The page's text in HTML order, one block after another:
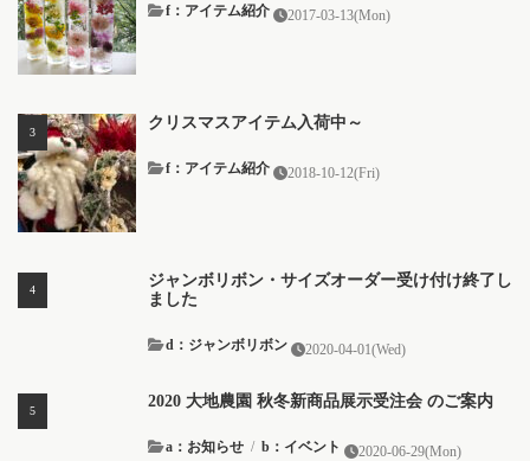
2017-03-13(Mon)
f：アイテム紹介
クリスマスアイテム入荷中～
2018-10-12(Fri)
f：アイテム紹介
ジャンボリボン・サイズオーダー受け付け終了し
ました
2020-04-01(Wed)
d：ジャンボリボン
2020 大地農園 秋冬新商品展示受注会 のご案内
2020-06-29(Mon)
a：お知らせ / b：イベント